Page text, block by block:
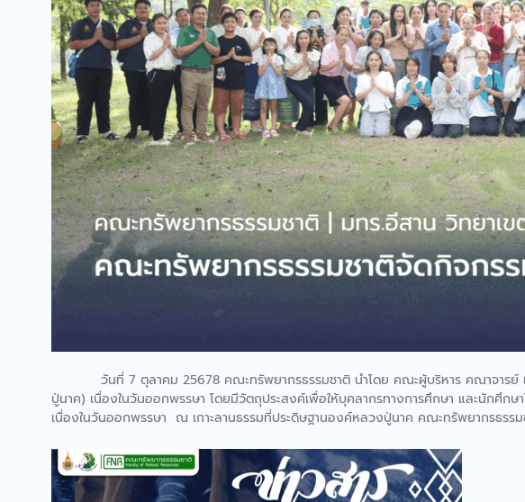
วันที่ 7 ตุลาคม 25678 คณะทรัพยากรธรรมชาติ นำโดย คณะผู้บริหาร คณาจารย์ เ
ปู่นาค) เนื่องในวันออกพรรษา โดยมีวัตถุประสงค์เพื่อให้บุคลากรทางการศึกษา และนักศึ
เนื่องในวันออกพรรษา ณ เกาะลานธรรมที่ประดิษฐานองค์หลวงปู่นาค คณะทรัพยากรธรร